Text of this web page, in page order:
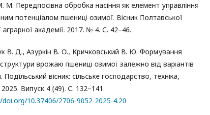
Передпосівна обробка насіння як елемент управління
потенціалом пшениці озимої. Вісник Полтавської
академії. 2017. № 4. С. 42–46.
В. Д., Азуркін В. О., Кричковський В. Ю. Формування
врожаю пшениці озимої залежно від варіантів
вісник: сільське господарство, техніка,
Випуск 4 (49). С. 132–141.
10.37406/2706-9052-2025-4.20